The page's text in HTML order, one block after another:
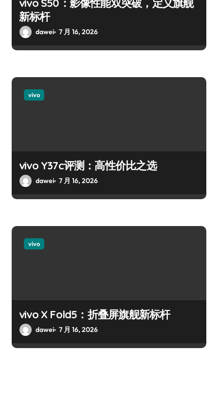
vivo S50：影像性能双突破，定义旗舰
新标杆
dawei 7 月 16, 2026
vivo
vivo Y37c评测：高性价比之选
dawei 7 月 16, 2026
vivo
vivo X Fold5：折叠屏旗舰新标杆
dawei 7 月 16, 2026